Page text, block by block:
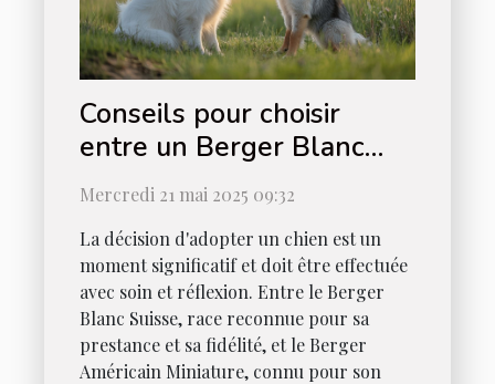
Conseils pour choisir
entre un Berger Blanc
Suisse et un Berger
Américain Miniature
Mercredi 21 mai 2025 09:32
La décision d'adopter un chien est un
moment significatif et doit être effectuée
avec soin et réflexion. Entre le Berger
Blanc Suisse, race reconnue pour sa
prestance et sa fidélité, et le Berger
Américain Miniature, connu pour son